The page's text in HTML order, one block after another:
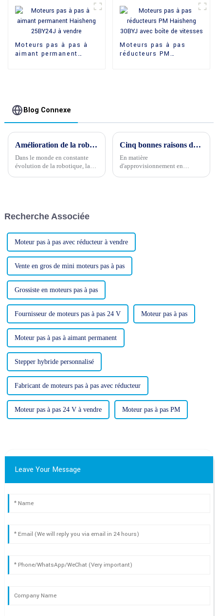
Moteurs pas à pas à
aimant permanent
Moteurs pas à pas
réducteurs PM
Blog Connexe
Amélioration de la robotique grâce aux moteurs pas à pas PM de haute précision
Dans le monde en constante
évolution de la robotique, la
pas haute précision PM.
Cinq bonnes raisons de choisir Haisheng pour ses moteurs pas à pas planétaires à couple élevé
En matière
d'approvisionnement en
Recherche Associée
Moteur pas à pas avec réducteur à vendre
Vente en gros de mini moteurs pas à pas
Grossiste en moteurs pas à pas
Fournisseur de moteurs pas à pas 24 V Moteur pas à pas
Moteur pas à pas à aimant permanent
Stepper hybride personnalisé
Fabricant de moteurs pas à pas avec réducteur
Moteur pas à pas 24 V à vendre Moteur pas à pas PM
Leave Your Message